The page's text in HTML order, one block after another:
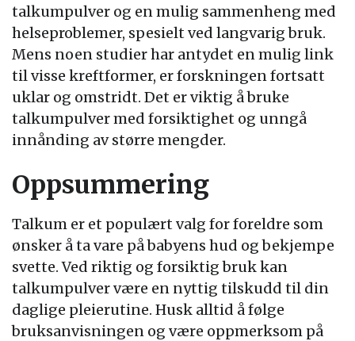
talkumpulver og en mulig sammenheng med
helseproblemer, spesielt ved langvarig bruk.
Mens noen studier har antydet en mulig link
til visse kreftformer, er forskningen fortsatt
uklar og omstridt. Det er viktig å bruke
talkumpulver med forsiktighet og unngå
innånding av større mengder.
Oppsummering
Talkum er et populært valg for foreldre som
ønsker å ta vare på babyens hud og bekjempe
svette. Ved riktig og forsiktig bruk kan
talkumpulver være en nyttig tilskudd til din
daglige pleierutine. Husk alltid å følge
bruksanvisningen og være oppmerksom på